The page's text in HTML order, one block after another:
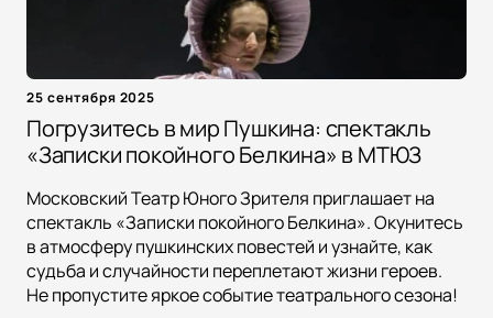
25 сентября 2025
Погрузитесь в мир Пушкина: спектакль
«Записки покойного Белкина» в МТЮЗ
Московский Театр Юного Зрителя приглашает на
спектакль «Записки покойного Белкина». Окунитесь
в атмосферу пушкинских повестей и узнайте, как
судьба и случайности переплетают жизни героев.
Не пропустите яркое событие театрального сезона!